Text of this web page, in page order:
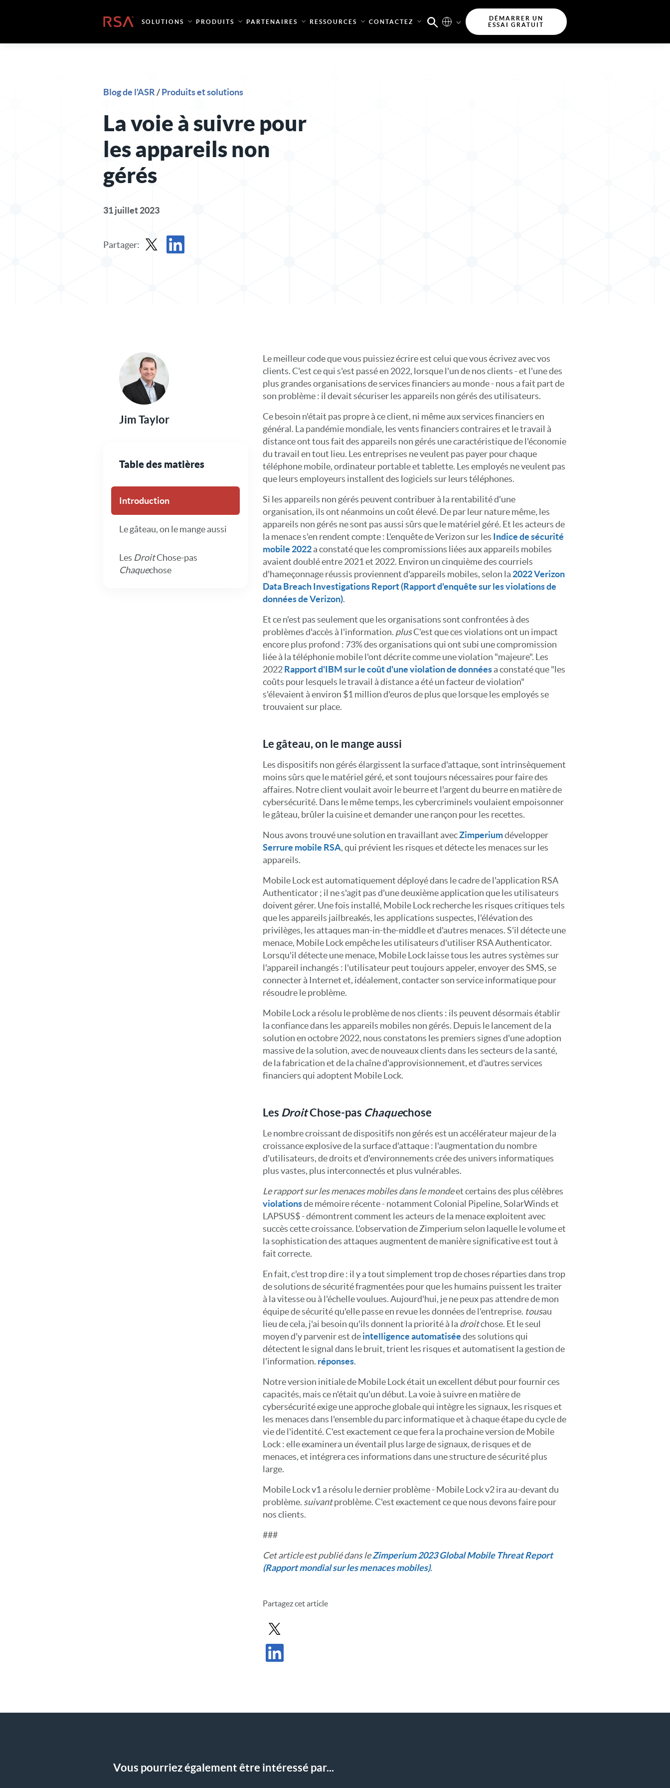
Accueil SOLUTIONS PRODUITS PARTENAIRES RESSOURCES CONTACTEZ
DÉMARRER UN
ESSAI GRATUIT
Blog de l'ASR /Produits et solutions
La voie à suivre pour
les appareils non
gérés
31 juillet 2023
Partager:
Jim Taylor
Table des matières
Introduction
Le gâteau, on le mange aussi
Les DroitChose-pas
Chaquechose
Le meilleur code que vous puissiez écrire est celui que vous écrivez avec vos
clients. C'est ce qui s'est passé en 2022, lorsque l'un de nos clients - et l'une des
plus grandes organisations de services financiers au monde - nous a fait part de
son problème : il devait sécuriser les appareils non gérés des utilisateurs.
Ce besoin n'était pas propre à ce client, ni même aux services financiers en
général. La pandémie mondiale, les vents financiers contraires et le travail à
distance ont tous fait des appareils non gérés une caractéristique de l'économie
du travail en tout lieu. Les entreprises ne veulent pas payer pour chaque
téléphone mobile, ordinateur portable et tablette. Les employés ne veulent pas
que leurs employeurs installent des logiciels sur leurs téléphones.
Si les appareils non gérés peuvent contribuer à la rentabilité d'une
organisation, ils ont néanmoins un coût élevé. De par leur nature même, les
appareils non gérés ne sont pas aussi sûrs que le matériel géré. Et les acteurs de
la menace s'en rendent compte : L'enquête de Verizon sur les Indice de sécurité
mobile 2022a constaté que les compromissions liées aux appareils mobiles
avaient doublé entre 2021 et 2022. Environ un cinquième des courriels
d'hameçonnage réussis proviennent d'appareils mobiles, selon la 2022 Verizon
Data Breach Investigations Report (Rapport d'enquête sur les violations de
données de Verizon).
Et ce n'est pas seulement que les organisations sont confrontées à des
problèmes d'accès à l'information. plusC'est que ces violations ont un impact
encore plus profond : 73% des organisations qui ont subi une compromission
liée à la téléphonie mobile l'ont décrite comme une violation "majeure". Les
2022Rapport d'IBM sur le coût d'une violation de donnéesa constaté que "les
coûts pour lesquels le travail à distance a été un facteur de violation"
s'élevaient à environ $1 million d'euros de plus que lorsque les employés se
trouvaient sur place.
Le gâteau, on le mange aussi
Les dispositifs non gérés élargissent la surface d'attaque, sont intrinsèquement
moins sûrs que le matériel géré, et sont toujours nécessaires pour faire des
affaires. Notre client voulait avoir le beurre et l'argent du beurre en matière de
cybersécurité. Dans le même temps, les cybercriminels voulaient empoisonner
le gâteau, brûler la cuisine et demander une rançon pour les recettes.
Nous avons trouvé une solution en travaillant avecZimperiumdévelopper
Serrure mobile RSA, qui prévient les risques et détecte les menaces sur les
appareils.
Mobile Lock est automatiquement déployé dans le cadre de l'application RSA
Authenticator ; il ne s'agit pas d'une deuxième application que les utilisateurs
doivent gérer. Une fois installé, Mobile Lock recherche les risques critiques tels
que les appareils jailbreakés, les applications suspectes, l'élévation des
privilèges, les attaques man-in-the-middle et d'autres menaces. S'il détecte une
menace, Mobile Lock empêche les utilisateurs d'utiliser RSA Authenticator.
Lorsqu'il détecte une menace, Mobile Lock laisse tous les autres systèmes sur
l'appareil inchangés : l'utilisateur peut toujours appeler, envoyer des SMS, se
connecter à Internet et, idéalement, contacter son service informatique pour
résoudre le problème.
Mobile Lock a résolu le problème de nos clients : ils peuvent désormais établir
la confiance dans les appareils mobiles non gérés. Depuis le lancement de la
solution en octobre 2022, nous constatons les premiers signes d'une adoption
massive de la solution, avec de nouveaux clients dans les secteurs de la santé,
de la fabrication et de la chaîne d'approvisionnement, et d'autres services
financiers qui adoptent Mobile Lock.
Les DroitChose-pas Chaquechose
Le nombre croissant de dispositifs non gérés est un accélérateur majeur de la
croissance explosive de la surface d'attaque : l'augmentation du nombre
d'utilisateurs, de droits et d'environnements crée des univers informatiques
plus vastes, plus interconnectés et plus vulnérables.
Le rapport sur les menaces mobiles dans le mondeet certains des plus célèbres
violationsde mémoire récente - notamment Colonial Pipeline, SolarWinds et
LAPSUS$ - démontrent comment les acteurs de la menace exploitent avec
succès cette croissance. L'observation de Zimperium selon laquelle le volume et
la sophistication des attaques augmentent de manière significative est tout à
fait correcte.
En fait, c'est trop dire : il y a tout simplement trop de choses réparties dans trop
de solutions de sécurité fragmentées pour que les humains puissent les traiter
à la vitesse ou à l'échelle voulues. Aujourd'hui, je ne peux pas attendre de mon
équipe de sécurité qu'elle passe en revue les données de l'entreprise. tousau
lieu de cela, j'ai besoin qu'ils donnent la priorité à la droitchose. Et le seul
moyen d'y parvenir est deintelligence automatiséedes solutions qui
détectent le signal dans le bruit, trient les risques et automatisent la gestion de
l'information. réponses.
Notre version initiale de Mobile Lock était un excellent début pour fournir ces
capacités, mais ce n'était qu'un début. La voie à suivre en matière de
cybersécurité exige une approche globale qui intègre les signaux, les risques et
les menaces dans l'ensemble du parc informatique et à chaque étape du cycle de
vie de l'identité. C'est exactement ce que fera la prochaine version de Mobile
Lock : elle examinera un éventail plus large de signaux, de risques et de
menaces, et intégrera ces informations dans une structure de sécurité plus
large.
Mobile Lock v1 a résolu le dernier problème - Mobile Lock v2 ira au-devant du
problème. suivantproblème. C'est exactement ce que nous devons faire pour
nos clients.
###
Cet article est publié dans leZimperium 2023 Global Mobile Threat Report
(Rapport mondial sur les menaces mobiles).
Partagez cet article
Partager le message dans X
Vous pourriez également être intéressé par...